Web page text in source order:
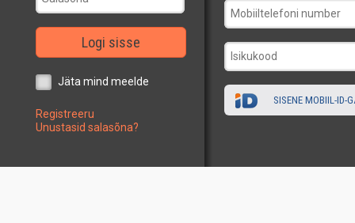
Logi sisse
Jäta mind meelde
Registreeru
Unustasid salasõna?
SISENE MOBIIL-ID-